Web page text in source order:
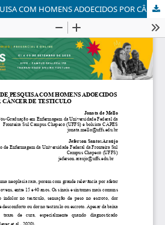
EXPERIÊNCIA DE PESQUISA COM HOMENS ADOECIDOS POR CÂNCER DE TESTICULO